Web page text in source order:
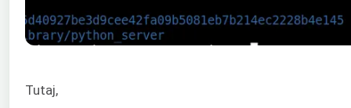
Tutaj,